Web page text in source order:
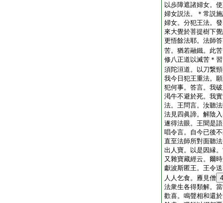
以歩障遮諸婦女。
婦女説法。＊常説
婦女。分犯王法。
來大覺於菩提樹下
更悟餘法耶。法師
苦。猶若融鐵。此
修八正道以滅苦＊
須陀洹道。以刀繋
我今日犯王重法。
犯何事。答言。我
渇牛不避於死。我
法。王問言。汝聽
法見四眞諦。解陰
遂得法眼。王聞是
唱令言。自今已後
直至法師所對面聽
出人寶。以是因縁
又雜寶藏經云。爾
獻波斯匿王。王令
人人乞食。雁見僧 4
法衆生各得類解。
歡喜。鳴聲相和還